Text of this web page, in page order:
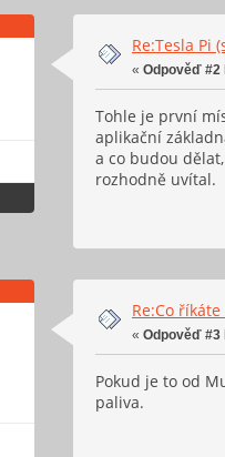
Re:Tesla Pi
« Odpověď #2
Tohle je první
aplikační
a co budou
rozhodně uvítal.
Re:Co
« Odpověď #3
Pokud je to od
paliva.